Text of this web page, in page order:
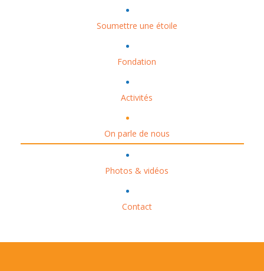
Soumettre une étoile
Fondation
Activités
On parle de nous
Photos & vidéos
Contact